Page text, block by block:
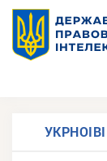
УКРНОІВІ